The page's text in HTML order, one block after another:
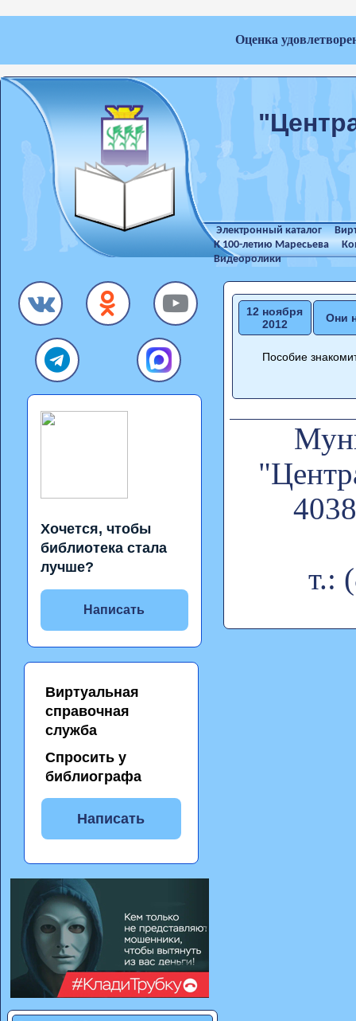
Оценка
Электронный каталог
К 100-летию Маресьева
Видеоролики
Хочется, чтобы
библиотека стала
лучше?
Написать
Виртуальная
справочная
служба
Спросить у
библиографа
Написать
12 ноября
2012
Они
Пособие
т.: